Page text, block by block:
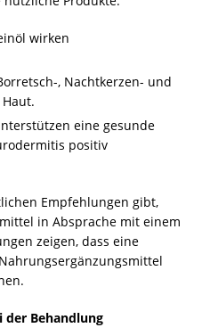
wirken
, Nachtkerzen- und
eine gesunde
positiv
Empfehlungen gibt,
in Absprache mit einem
zeigen, dass eine
der Behandlung